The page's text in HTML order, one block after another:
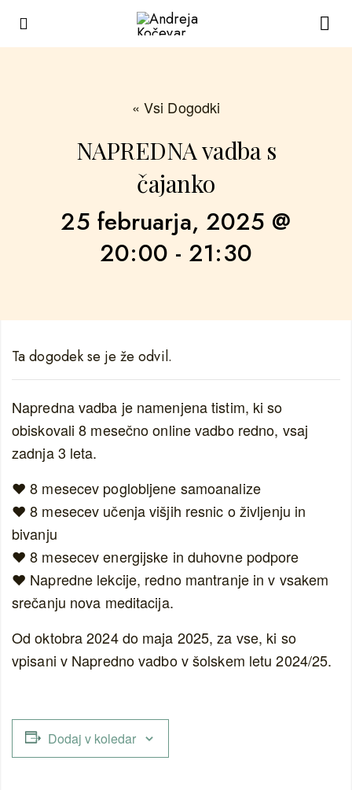
« Vsi Dogodki
NAPREDNA vadba s
čajanko
25 februarja, 2025 @
20:00 - 21:30
Ta dogodek se je že odvil.
Napredna vadba je namenjena tistim, ki so
obiskovali 8 mesečno online vadbo redno, vsaj
zadnja 3 leta.
❤️ 8 mesecev poglobljene samoanalize
❤️ 8 mesecev učenja višjih resnic o življenju in
bivanju
❤️ 8 mesecev energijske in duhovne podpore
❤️ Napredne lekcije, redno mantranje in v vsakem
srečanju nova meditacija.
Od oktobra 2024 do maja 2025, za vse, ki so
vpisani v Napredno vadbo v šolskem letu 2024/25.
Dodaj v koledar